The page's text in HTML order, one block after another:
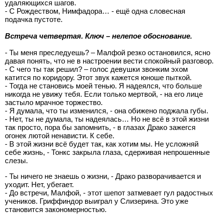
удаляющихся шагов.
- С Рождеством, Нимфадора… - ещё одна словесная
подачка пустоте.
Встреча четвертая. Ключ – нелепое обоснование.
- Ты меня преследуешь? – Малфой резко остановился, ясно
давая понять, что не в настроении вести спокойный разговор.
- С чего ты так решил? – голос девушки звонким эхом
катится по коридору. Этот звук кажется юноше пыткой.
- Тогда не становись моей тенью. Я надеялся, что больше
никогда не увижу тебя. Если только мертвой, - на его лице
застыло мрачное торжество.
- Я думала, что ты изменился, - она обижено поджала губы.
- Нет, ты не думала, ты надеялась… Но не всё в этой жизни
так просто, пора бы запомнить, - в глазах Драко зажегся
огонек лютой ненависти. К себе.
- В этой жизни всё будет так, как хотим мы. Не усложняй
себе жизнь, - Тонкс закрыла глаза, сдерживая непрошенные
слезы.
- Ты ничего не знаешь о жизни, - Драко разворачивается и
уходит. Нет, убегает.
- До встречи, Малфой, - этот шепот затмевает гул радостных
учеников. Гриффиндор выиграл у Слизерина. Это уже
становится закономерностью.